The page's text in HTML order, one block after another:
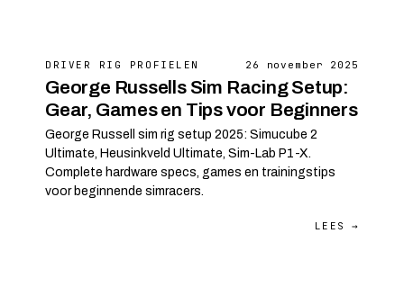
DRIVER RIG PROFIELEN 26 november 2025
George Russells Sim Racing Setup:
Gear, Games en Tips voor Beginners
George Russell sim rig setup 2025: Simucube 2
Ultimate, Heusinkveld Ultimate, Sim-Lab P1-X.
Complete hardware specs, games en trainingstips
voor beginnende simracers.
LEES →